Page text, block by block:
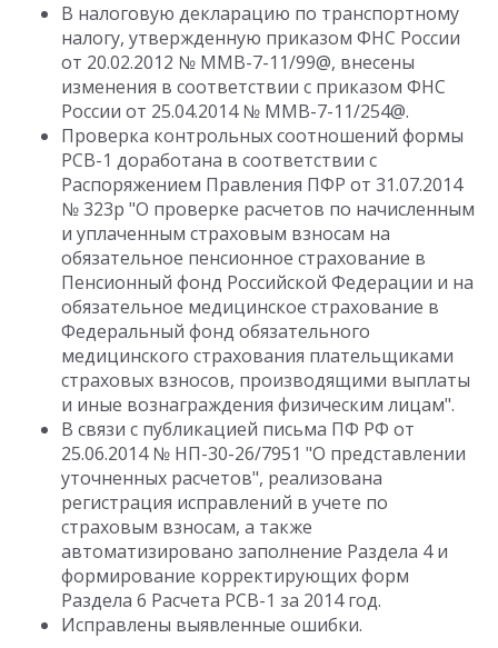
В налоговую декларацию по транспортному
налогу, утвержденную приказом ФНС России
от 20.02.2012 № ММВ-7-11/99@, внесены
изменения в соответствии с приказом ФНС
России от 25.04.2014 № ММВ-7-11/254@.
Проверка контрольных соотношений формы
РСВ-1 доработана в соответствии с
Распоряжением Правления ПФР от 31.07.2014
№ 323р "О проверке расчетов по начисленным
и уплаченным страховым взносам на
обязательное пенсионное страхование в
Пенсионный фонд Российской Федерации и на
обязательное медицинское страхование в
Федеральный фонд обязательного
медицинского страхования плательщиками
страховых взносов, производящими выплаты
и иные вознаграждения физическим лицам".
В связи с публикацией письма ПФ РФ от
25.06.2014 № НП-30-26/7951 "О представлении
уточненных расчетов", реализована
регистрация исправлений в учете по
страховым взносам, а также
автоматизировано заполнение Раздела 4 и
формирование корректирующих форм
Раздела 6 Расчета РСВ-1 за 2014 год.
Исправлены выявленные ошибки.